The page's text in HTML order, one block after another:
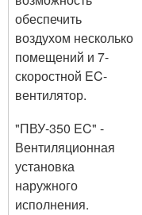
обеспечить
воздухом несколько
помещений и 7-
скоростной EC-
вентилятор.
"ПВУ-350 EC" -
Вентиляционная
установка
наружного
исполнения.